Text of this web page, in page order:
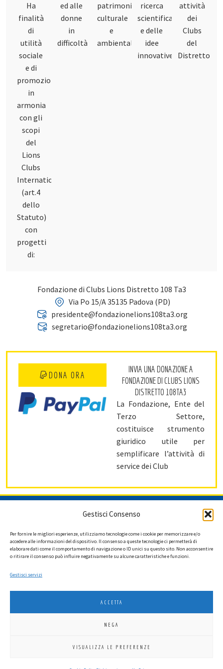
Gestisci Consenso
Per fornire le migliori esperienze, utilizziamo tecnologie come i cookie per memorizzare e/o
accedere alle informazioni del dispositivo. Il consenso a queste tecnologie ci permetterà di
elaborare dati come il comportamento di navigazione o ID unici su questo sito. Non acconsentire
o ritirare il consenso può influire negativamente su alcune caratteristiche e funzioni.
Gestisci servizi
ACCETTA
NEGA
VISUALIZZA LE PREFERENZE
Ha
finalità
di
utilità
sociale
e di
promozione,
in
armonia
con gli
scopi
del
Lions
Clubs
International
(art.4
dello
Statuto)
con
progetti
di:
ed alle
donne
in
difficoltà
patrimonio
culturale
e
ambientale
ricerca
scientifica
e delle
idee
innovative
attività
dei
Clubs
del
Distretto
Fondazione di Clubs Lions Distretto 108 Ta3
Via Po 15/A 35135 Padova (PD)
presidente@fondazionelions108ta3.org
segretario@fondazionelions108ta3.org
DONA ORA
INVIA UNA DONAZIONE A
FONDAZIONE DI CLUBS LIONS
DISTRETTO 108TA3
La Fondazione, Ente del
Terzo Settore,
costituisce strumento
giuridico utile per
semplificare l’attività di
service dei Club
Ho letto l'informativa privacy e acconsento a ricevere via e-mail la
newsletter contenente aggiornamenti su attività, iniziative ed eventi
LIONS INTERNATIONAL DISTRETTO 108 TA 3